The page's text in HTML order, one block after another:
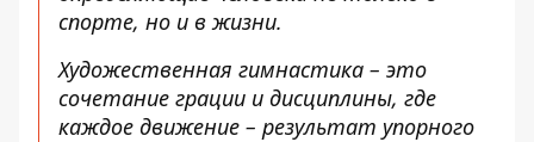
спорте, но и в жизни.
Художественная гимнастика – это
сочетание грации и дисциплины, где
каждое движение – результат упорного